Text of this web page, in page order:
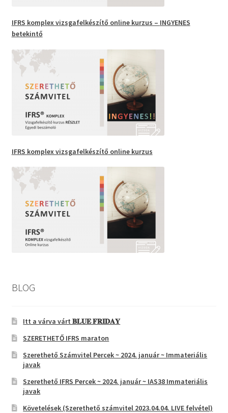
IFRS komplex vizsgafelkészítő online kurzus – INGYENES
betekintő
IFRS komplex vizsgafelkészítő online kurzus
BLOG
Itt a várva várt 𝐁𝐋𝐔𝐄 𝐅𝐑𝐈𝐃𝐀𝐘
SZERETHETŐ IFRS maraton
Szerethető Számvitel Percek ~ 2024. január ~ Immateriális
javak
Szerethető IFRS Percek ~ 2024. január ~ IAS38 Immateriális
javak
Követelések (Szerethető számvitel 2023.04.04. LIVE felvétel)